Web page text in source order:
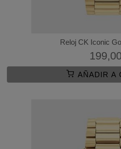
Reloj CK Iconic
AÑADIR A